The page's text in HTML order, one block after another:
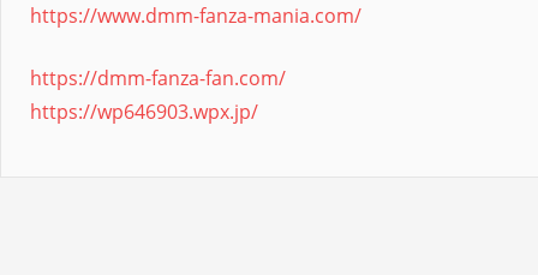
https://www.dmm-fanza-mania.com/
https://dmm-fanza-fan.com/
https://wp646903.wpx.jp/